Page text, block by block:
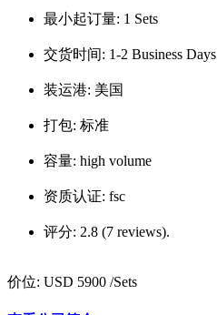
最小起订量: 1 Sets
交货时间: 1-2 Business Days
装运港: 美国
打包: 标准
容量: high volume
资质认证: fsc
评分: 2.8 (7 reviews).
价位: USD 5900 /Sets